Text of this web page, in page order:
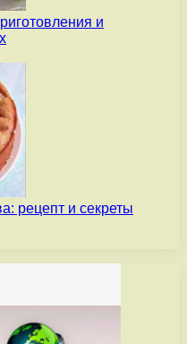
и
рецепт и секреты